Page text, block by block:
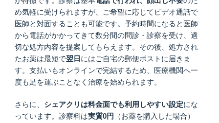
め気軽に受けられますが、ご希望に応じてビデオ通話で
医師と対面することも可能です。予約時間になると医師
から電話がかかってきて数分間の問診・診察を受け、適
切な処方内容を提案してもらえます。その後、処方され
たお薬は最短で翌日 にはご自宅の郵便ポストに届きま
す。支払いもオンラインで完結するため、医療機関へ一
度も足を運ぶことなく治療を始められます。
さらに、 シェアクリは料金面でも利用しやすい設定にな
っています。診察料は実質0円
（お薬を購入した場合）